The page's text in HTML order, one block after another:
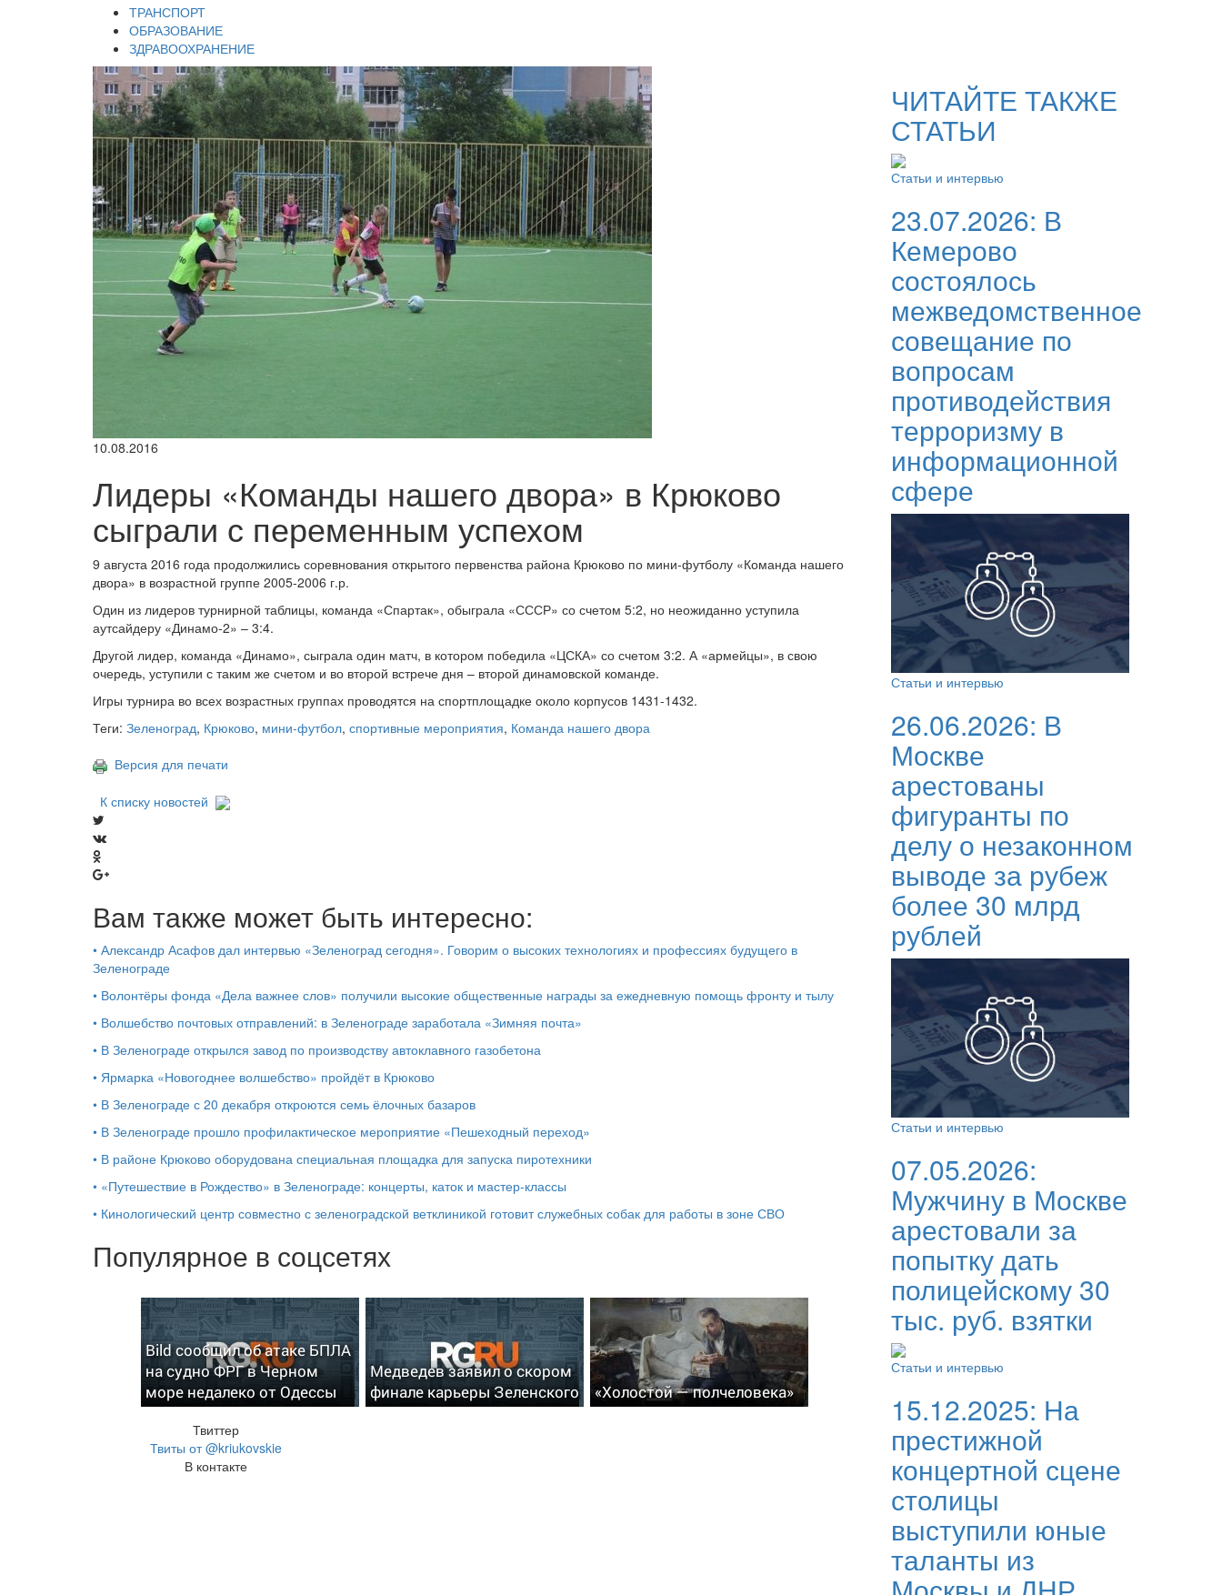
ТРАНСПОРТ
ОБРАЗОВАНИЕ
ЗДРАВООХРАНЕНИЕ
10.08.2016
Лидеры «Команды нашего двора» в Крюково
сыграли с переменным успехом
9 августа 2016 года продолжились соревнования открытого первенства района Крюково по мини-футболу «Команда нашего
двора» в возрастной группе 2005-2006 г.р.
Один из лидеров турнирной таблицы, команда «Спартак», обыграла «СССР» со счетом 5:2, но неожиданно уступила
аутсайдеру «Динамо-2» – 3:4.
Другой лидер, команда «Динамо», сыграла один матч, в котором победила «ЦСКА» со счетом 3:2. А «армейцы», в свою
очередь, уступили с таким же счетом и во второй встрече дня – второй динамовской команде.
Игры турнира во всех возрастных группах проводятся на спортплощадке около корпусов 1431-1432.
Теги: Зеленоград, Крюково, мини-футбол, спортивные мероприятия, Команда нашего двора
Версия для печати
К списку новостей
Вам также может быть интересно:
• Александр Асафов дал интервью «Зеленоград сегодня». Говорим о высоких технологиях и профессиях будущего в
Зеленограде
• Волонтёры фонда «Дела важнее слов» получили высокие общественные награды за ежедневную помощь фронту и тылу
• Волшебство почтовых отправлений: в Зеленограде заработала «Зимняя почта»
• В Зеленограде открылся завод по производству автоклавного газобетона
• Ярмарка «Новогоднее волшебство» пройдёт в Крюково
• В Зеленограде с 20 декабря откроются семь ёлочных базаров
• В Зеленограде прошло профилактическое мероприятие «Пешеходный переход»
• В районе Крюково оборудована специальная площадка для запуска пиротехники
• «Путешествие в Рождество» в Зеленограде: концерты, каток и мастер‑классы
• Кинологический центр совместно с зеленоградской ветклиникой готовит служебных собак для работы в зоне СВО
Популярное в соцсетях
Bild сообщил об атаке БПЛА
на судно ФРГ в Черном
море недалеко от Одессы
Медведев заявил о скором
финале карьеры Зеленского
«Холостой — полчеловека»
Твиттер
Твиты от @kriukovskie
В контакте
ЧИТАЙТЕ ТАКЖЕ
СТАТЬИ
Статьи и интервью
23.07.2026: В
Кемерово
состоялось
межведомственное
совещание по
вопросам
противодействия
терроризму в
информационной
сфере
Статьи и интервью
26.06.2026: В
Москве
арестованы
фигуранты по
делу о незаконном
выводе за рубеж
более 30 млрд
рублей
Статьи и интервью
07.05.2026:
Мужчину в Москве
арестовали за
попытку дать
полицейскому 30
тыс. руб. взятки
Статьи и интервью
15.12.2025: На
престижной
концертной сцене
столицы
выступили юные
таланты из